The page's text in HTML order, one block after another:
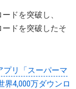
ドを突破し、
ードを突破したそ
プリ「スーパーマ
4,000万ダウンロ